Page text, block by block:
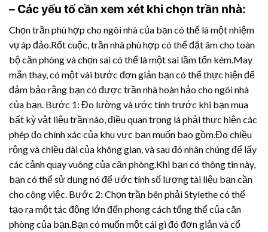
– Các yếu tố cần xem xét khi chọn trần nhà:
Chọn trần phù hợp cho ngôi nhà của bạn có thể là một nhiệm
vụ áp đảo.Rốt cuộc, trần nhà phù hợp có thể đặt âm cho toàn
bộ căn phòng và chọn sai có thể là một sai lầm tốn kém.May
mắn thay, có một vài bước đơn giản bạn có thể thực hiện để
đảm bảo rằng bạn có được trần nhà hoàn hảo cho ngôi nhà
của bạn. Bước 1: Đo lường và ước tính trước khi bạn mua
bất kỳ vật liệu trần nào, điều quan trọng là phải thực hiện các
phép đo chính xác của khu vực bạn muốn bao gồm.Đo chiều
rộng và chiều dài của không gian, và sau đó nhân chúng để lấy
các cảnh quay vuông của căn phòng.Khi bạn có thông tin này,
bạn có thể sử dụng nó để ước tính số lượng tài liệu bạn cần
cho công việc. Bước 2: Chọn trần bên phải Stylethe có thể
tạo ra một tác động lớn đến phong cách tổng thể của căn
phòng của bạn.Bạn có muốn một cái gì đó đơn giản và cổ